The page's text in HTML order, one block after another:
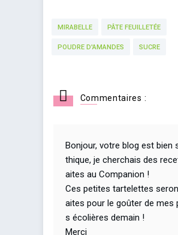
MIRABELLE PÂTE FEUILLETÉE
POUDRE D'AMANDES SUCRE
Commentaires :
Bonjour, votre blog est bien
thique, je cherchais des
aites au Companion !
Ces petites tartelettes
aites pour le goûter de mes
s écolières demain !
Merci